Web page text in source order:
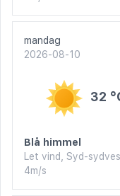
mandag
2026-08-10
32
Blå himmel
Let vind, Syd-
4m/s